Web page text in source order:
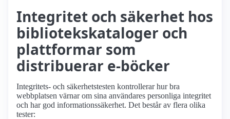
Integritet och säkerhet hos
bibliotekskataloger och
plattformar som
distribuerar e-böcker
Integritets- och säkerhetstesten kontrollerar hur bra
webbplatsen värnar om sina användares personliga integritet
och har god informations­säkerhet. Det består av flera olika
tester: